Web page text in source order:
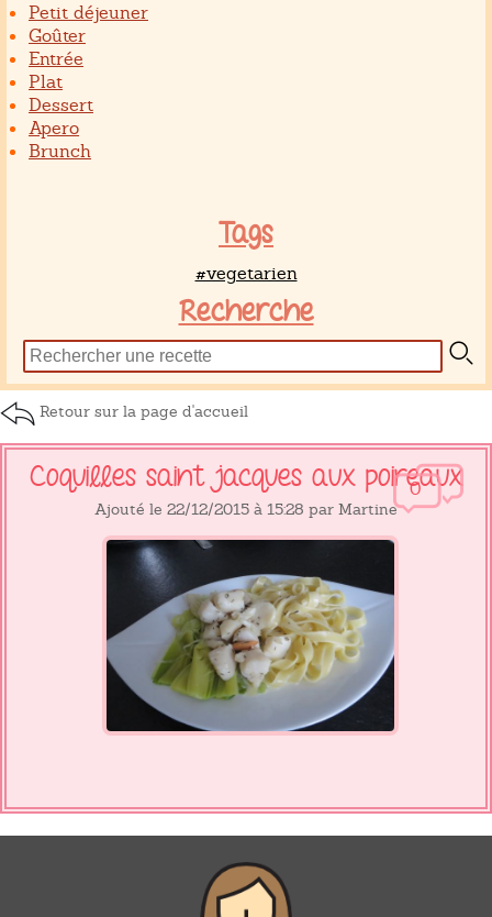
Petit déjeuner
Goûter
Entrée
Plat
Dessert
Apero
Brunch
Tags
#vegetarien
Recherche
Retour sur la page d'accueil
0
Coquilles saint jacques aux poireaux
Ajouté le 22/12/2015 à 15:28 par Martine